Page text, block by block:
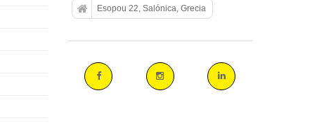
Esopou 22, Salónica, Grecia